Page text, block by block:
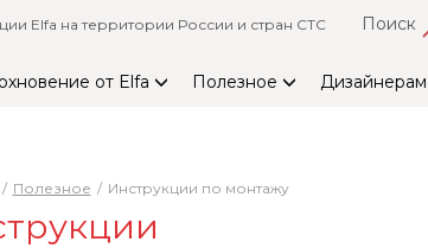
Elfa на территории России и стран СТС Поиск
от Elfa Полезное Дизайнерам
Полезное Инструкции по монтажу